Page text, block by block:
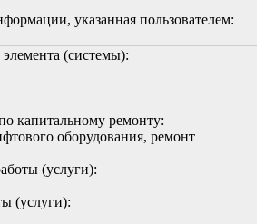
указанная пользователем:
(системы):
капитальному ремонту:
оборудования, ремонт
(услуги):
(услуги):